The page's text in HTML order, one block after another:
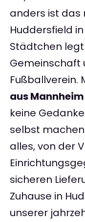
anders ist das
Huddersfield in
Städtchen
Gemeinschaft
Fußballverein.
aus Mannheim
keine
selbst
alles, von der
sicheren
Zuhause in
unserer